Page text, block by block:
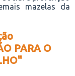
mazelas da
PARA O